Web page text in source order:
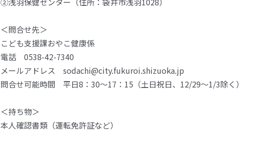
＜問合せ先＞
こども支援課おやこ健康係
電話 0538-42-7340
メールアドレス sodachi@city.fukuroi.shizuoka.jp
問合せ可能時間 平日8：30～17：15（土日祝日、12/29～1/3除く）
＜持ち物＞
本人確認書類（運転免許証など）